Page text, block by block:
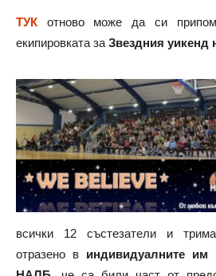
ТУК отново може да си
екипировката заЗвездния
всички 12 състезатели и
отразено в индивидуалните им